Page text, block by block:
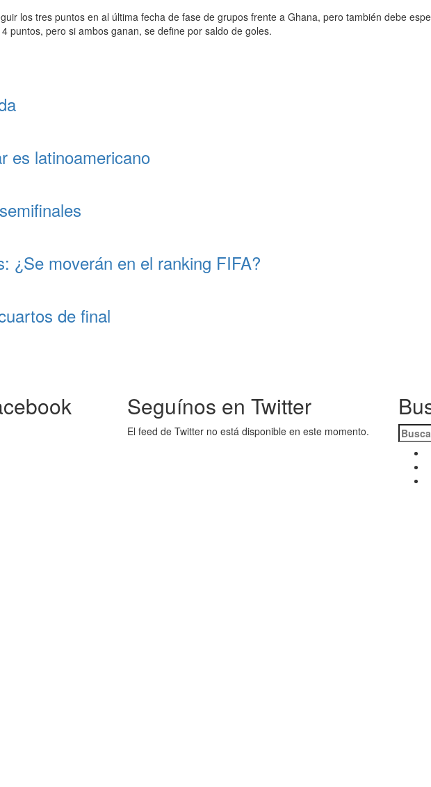
los tres puntos en al última fecha de fase de grupos frente a Ghana, pero también debe
puntos, pero si ambos ganan, se define por saldo de goles.
es latinoamericano
¿Se moverán en el ranking FIFA?
de final
Seguínos en Twitter
El feed de Twitter no está disponible en este momento.